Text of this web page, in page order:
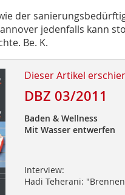
der
jedenfalls kann
Be. K.
Dieser Artikel
DBZ 03/2011
Baden & Wellness
Mit Wasser entwerfen
Interview:
Hadi Teherani: